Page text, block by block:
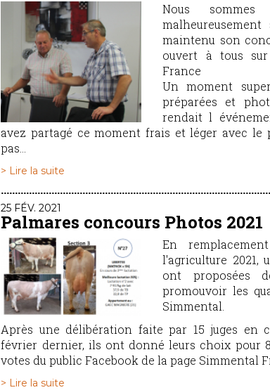
Nous
maintenu son
ouvert à tous
France
Un moment
préparées et
rendait l
avez partagé ce moment frais et léger avec le
pas...
> Lire la suite
25 FÉV. 2021
Palmares concours Photos 2021
En
l'agriculture 2021,
ont proposées
promouvoir les
Simmental.
Après une délibération faite par 15 juges en
février dernier, ils ont donné leurs choix pour
votes du public Facebook de la page Simmental
> Lire la suite